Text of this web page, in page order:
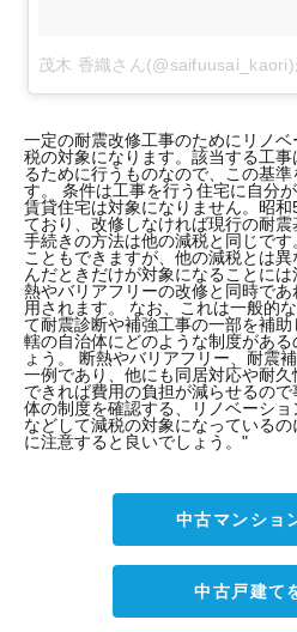
茂木 香織さん
一定の耐震改修工事のためにリノ
税の対象になります。該当する工
るために行うものなので、この基
す。 条件は工事を行う住宅に自分
賃貸住宅は対象になりません。昭
ており、改修しなければ現行の耐震
手続きの方法は他の減税と同じで
こともできますが、他の減税とは
んだときだけが対象になることに
熱やバリアフリーの改修と同時で
用されます。 なお、これは一般的
て耐震診断や補強工事の一部を補
轄の自治体にどのような制度があ
ょう。 断熱やバリアフリー、耐震
一例であり、他にも同居対応や耐
できれば費用の負担が減らせるの
体の制度を確認する、リノベーシ
などして減税の対象になっている
に注意すると良いでしょう。"
中古マンショ
中古戸建て